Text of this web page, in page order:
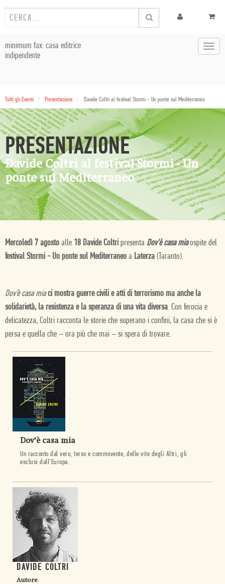
minimum fax: casa editrice
indipendente
Tutti gli Eventi Presentazione Davide Coltri al festival Stormi - Un ponte sul Mediterraneo
PRESENTAZIONE
Davide Coltri al festival Stormi - Un
ponte sul Mediterraneo
Mercoledì 7 agosto alle 18 Davide Coltri presenta Dov'è casa miaospite del
festival Stormi - Un ponte sul Mediterraneo a Laterza (Taranto).
Dov’è casa mia ci mostra guerre civili e atti di terrorismo ma anche la
solidarietà, la resistenza e la speranza di una vita diversa. Con ferocia e
delicatezza, Coltri racconta le storie che superano i confini, la casa che si è
persa e quella che – ora più che mai – si spera di trovare.
Dov'è casa mia
Un racconto dal vero, terso e commovente, delle vite degli Altri, gli
esclusi dall’Europa.
DAVIDE COLTRI
Autore